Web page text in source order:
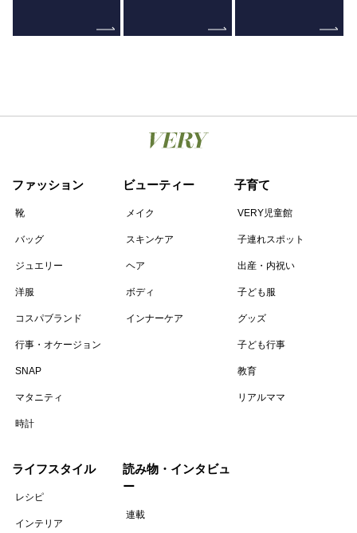
ファッション
靴
バッグ
ジュエリー
洋服
コスパブランド
行事・オケージョン
SNAP
マタニティ
時計
ビューティー
メイク
スキンケア
ヘア
ボディ
インナーケア
子育て
VERY児童館
子連れスポット
出産・内祝い
子ども服
グッズ
子ども行事
教育
リアルママ
ライフスタイル
レシピ
インテリア
読み物・インタビュ
ー
連載